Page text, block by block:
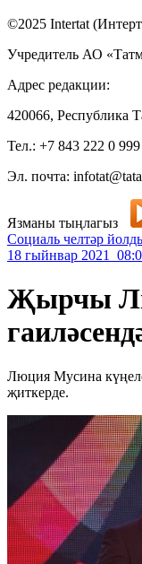
©2025 Intertat
Учредитель АО
Адрес редакции:
420066, Республика
Тел.: +7 843 222 0 999
Эл. почта:
Язманы тыңлагыз
Социаль челтәр
18 гыйнвар 2021
Җырчы
Люция Мусина
җиткерде.